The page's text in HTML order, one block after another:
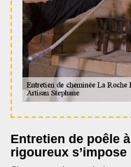
Entretien de poêle
rigoureux s’impose